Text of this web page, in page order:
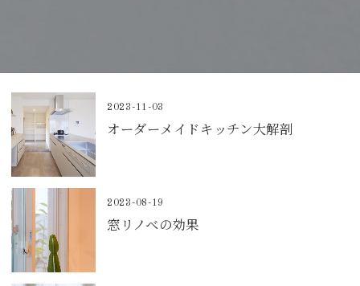
2023-11-03
オーダーメイドキッチン大解剖
2023-08-19
窓リノベの効果